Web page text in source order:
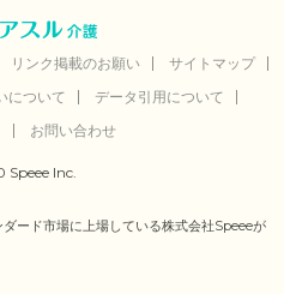
リンク掲載のお願い
サイトマップ
について
データ引用について
お問い合わせ
Inc.
ード市場に上場している株式会社Speeeが